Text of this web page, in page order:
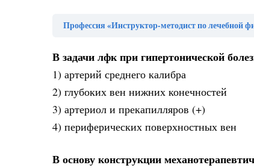
Профессия «Инструктор-методист по лечебной
В задачи лфк при гипертонической
1) артерий среднего калибра
2) глубоких вен нижних конечностей
3) артериол и прекапилляров (+)
4) периферических поверхностных вен
В основу конструкции